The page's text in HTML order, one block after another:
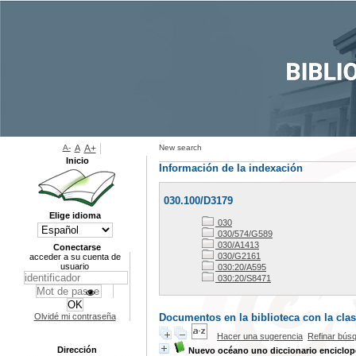
New search
Información de la indexación
030.100/D3179
030
030/574/G589
030/A1413
030/G2161
030:20/A595
030:20/S8471
Documentos en la biblioteca con la
Hacer una sugerencia Refinar
Nuevo océano uno diccionario
A- A A+
Inicio
Elige idioma
Conectarse
acceder a su cuenta de
usuario
Olvidé mi contraseña
Dirección